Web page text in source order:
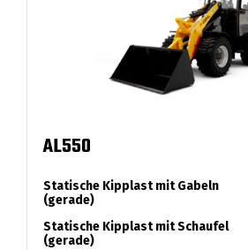
AL550
Statische Kipplast mit Gabeln
(gerade)
Statische Kipplast mit Schaufel
(gerade)